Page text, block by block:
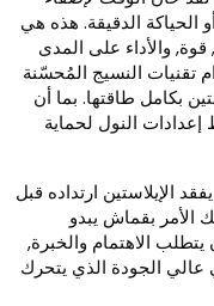
الدقيقة. هذه هي
والأداء على المدى
النسيج المُحسّنة
بكامل طاقتها. بما أن
النول لحماية
الإيلاستين ارتداده قبل
بقماش يبدو
الاهتمام والخبرة,
الجودة الذي يتحرك